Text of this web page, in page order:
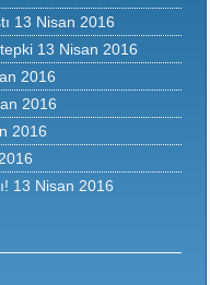
13 Nisan 2016
13 Nisan 2016
2016
2016
2016
13 Nisan 2016